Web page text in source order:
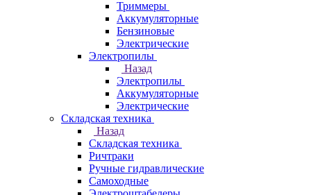
Триммеры
Аккумуляторные
Бензиновые
Электрические
Электропилы
Назад
Электропилы
Аккумуляторные
Электрические
Складская техника
Назад
Складская техника
Ричтраки
Ручные гидравлические
Самоходные